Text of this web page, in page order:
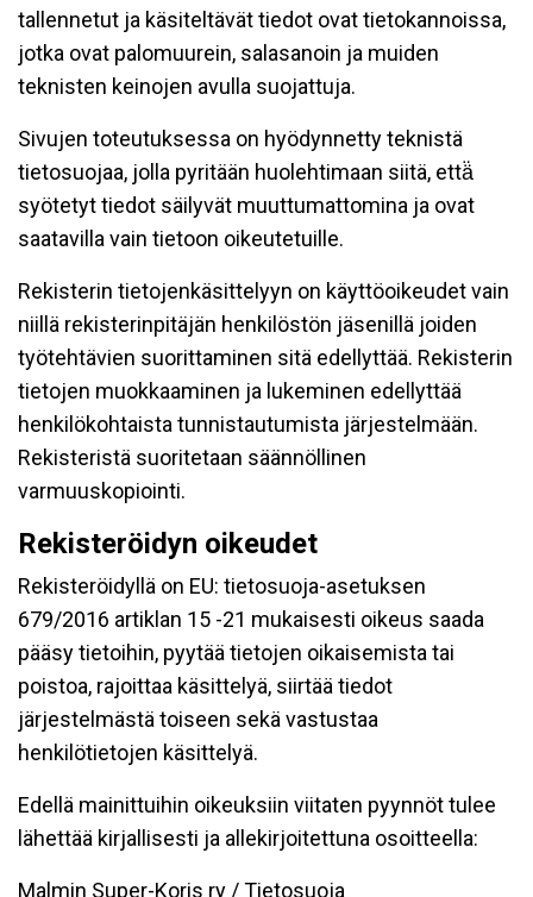
tallennetut ja käsiteltävät tiedot ovat tietokannoissa,
jotka ovat palomuurein, salasanoin ja muiden
teknisten keinojen avulla suojattuja.
Sivujen toteutuksessa on hyödynnetty teknistä
tietosuojaa, jolla pyritään huolehtimaan siitä, että̈
syötetyt tiedot säilyvät muuttumattomina ja ovat
saatavilla vain tietoon oikeutetuille.
Rekisterin tietojenkäsittelyyn on käyttöoikeudet vain
niillä rekisterinpitäjän henkilöstön jäsenillä joiden
työtehtävien suorittaminen sitä edellyttää. Rekisterin
tietojen muokkaaminen ja lukeminen edellyttää
henkilökohtaista tunnistautumista järjestelmään.
Rekisteristä suoritetaan säännöllinen
varmuuskopiointi.
Rekisteröidyn oikeudet
Rekisteröidyllä on EU: tietosuoja-asetuksen
679/2016 artiklan 15 -21 mukaisesti oikeus saada
pääsy tietoihin, pyytää tietojen oikaisemista tai
poistoa, rajoittaa käsittelyä, siirtää tiedot
järjestelmästä toiseen sekä vastustaa
henkilötietojen käsittelyä.
Edellä mainittuihin oikeuksiin viitaten pyynnöt tulee
lähettää kirjallisesti ja allekirjoitettuna osoitteella:
Malmin Super-Koris ry / Tietosuoja